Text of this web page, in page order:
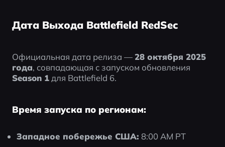
Дата Выхода Battlefield RedSec
Официальная дата релиза — 28 октября 2025
года
Season 1 для Battlefield 6.
Время запуска по регионам:
Западное побережье США: 8:00 AM PT